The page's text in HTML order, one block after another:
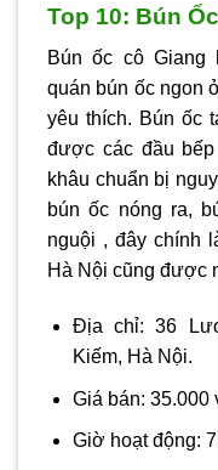
Top 10: Bún
Bún ốc cô Giang
quán bún ốc ngon
yêu thích. Bún ốc
được các đầu
khâu chuẩn bị
bún ốc nóng ra,
nguội , đây chính
Hà Nội cũng được
Địa chỉ: 36
Kiếm, Hà Nội.
Giá bán: 35.000
Giờ hoạt động: